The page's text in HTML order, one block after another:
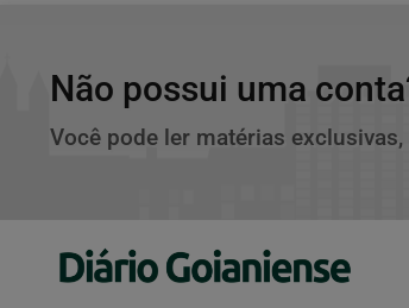
Não possui uma
Você pode ler matérias